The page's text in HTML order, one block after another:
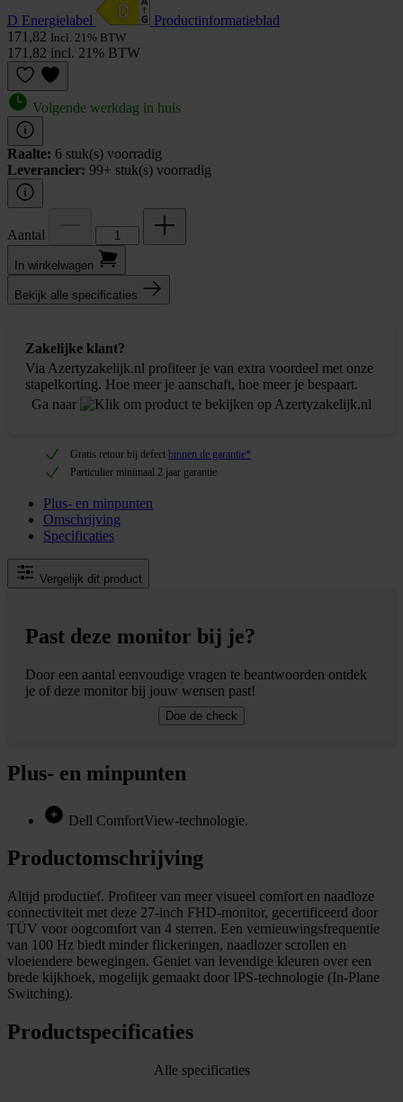
D Energielabel
Product­informatieblad
171,82 Incl. 21% BTW
171,82 incl. 21% BTW
Volgende werkdag in huis
Raalte: 6 stuk(s) voorradig
Leverancier: 99+ stuk(s) voorradig
Aantal
In winkel­wagen
Bekijk alle specificaties
Zakelijke klant?
Via Azertyzakelijk.nl profiteer je van extra voordeel met onze
stapelkorting. Hoe meer je aanschaft, hoe meer je bespaart.
Ga naar
Gratis retour bij defect binnen de garantie*
Particulier minimaal 2 jaar garantie
Plus- en minpunten
Omschrijving
Specificaties
Vergelijk dit product
Past deze monitor bij je?
Door een aantal eenvoudige vragen te beantwoorden ontdek
je of deze monitor bij jouw wensen past!
Doe de check
Plus- en minpunten
Dell ComfortView-technologie.
Productomschrijving
Altijd productief. Profiteer van meer visueel comfort en naadloze
connectiviteit met deze 27-inch FHD-monitor, gecertificeerd door
TÜV voor oogcomfort van 4 sterren. Een vernieuwingsfrequentie
van 100 Hz biedt minder flickeringen, naadlozer scrollen en
vloeiendere bewegingen. Geniet van levendige kleuren over een
brede kijkhoek, mogelijk gemaakt door IPS-technologie (In-Plane
Switching).
Productspecificaties
Alle specificaties